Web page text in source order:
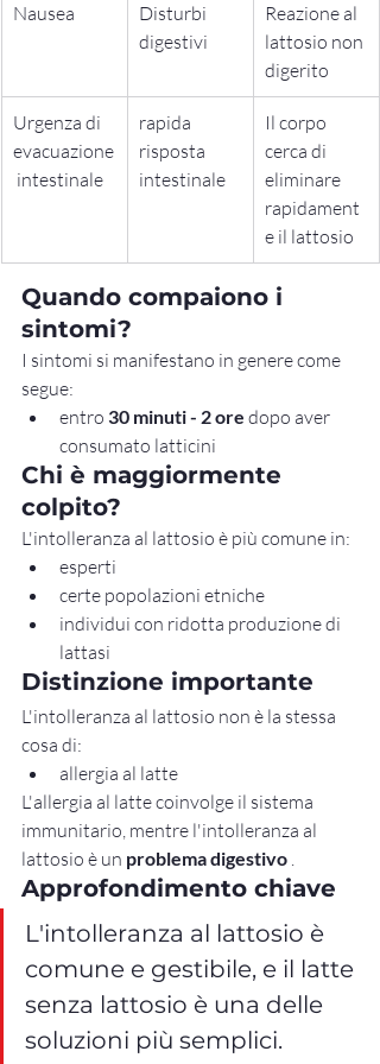
Nausea
Disturbi
digestivi
Reazione al
lattosio non
digerito
Urgenza di
evacuazione
intestinale
rapida
risposta
intestinale
Il corpo
cerca di
eliminare
rapidament
e il lattosio
Quando compaiono i
sintomi?
I sintomi si manifestano in genere come
segue:
entro 30 minuti - 2 ore dopo aver
consumato latticini
Chi è maggiormente
colpito?
L'intolleranza al lattosio è più comune in:
esperti
certe popolazioni etniche
individui con ridotta produzione di
lattasi
Distinzione importante
L'intolleranza al lattosio non è la stessa
cosa di:
allergia al latte
L'allergia al latte coinvolge il sistema
immunitario, mentre l'intolleranza al
lattosio è un problema digestivo .
Approfondimento chiave
L'intolleranza al lattosio è
comune e gestibile, e il latte
senza lattosio è una delle
soluzioni più semplici.